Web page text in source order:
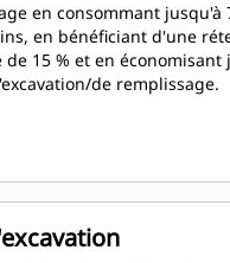
en consommant jusqu'à
en bénéficiant d'une
15 % et en économisant
de remplissage.